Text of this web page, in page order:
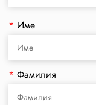
* Име
* Фамилия